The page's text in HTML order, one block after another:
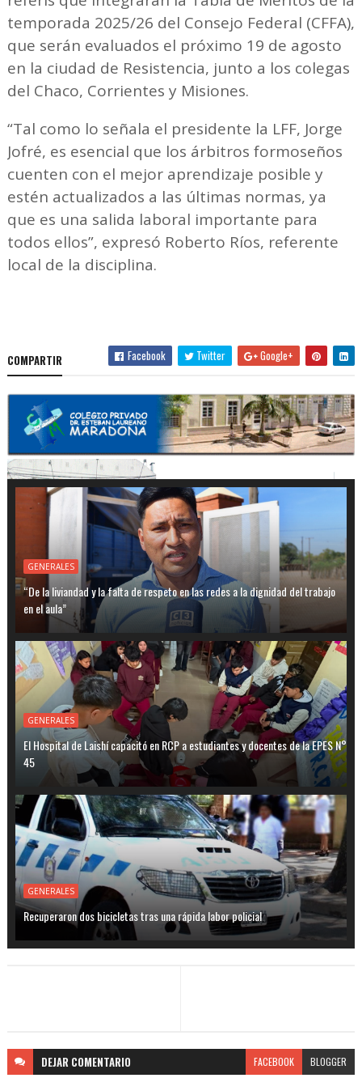
temporada 2025/26 del Consejo Federal (CFFA),
que serán evaluados el próximo 19 de agosto
en la ciudad de Resistencia, junto a los colegas
del Chaco, Corrientes y Misiones.
“Tal como lo señala el presidente la LFF, Jorge
Jofré, es esencial que los árbitros formoseños
cuenten con el mejor aprendizaje posible y
estén actualizados a las últimas normas, ya
que es una salida laboral importante para
todos ellos”, expresó Roberto Ríos, referente
local de la disciplina.
COMPARTIR Facebook Twitter Google+
GENERALES
“De la liviandad y la falta de respeto en las redes a la dignidad del trabajo
en el aula”
GENERALES
El Hospital de Laishí capacitó en RCP a estudiantes y docentes de la EPES N°
45
GENERALES
Recuperaron dos bicicletas tras una rápida labor policial
DEJAR COMENTARIO FACEBOOK BLOGGER